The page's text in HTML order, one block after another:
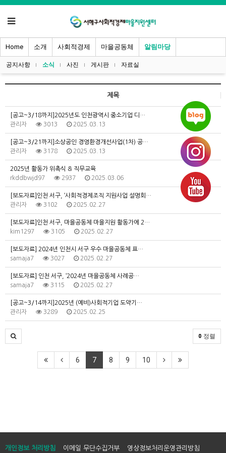
Home 소개 사회적경제 마을공동체 알림마당
공지사항 소식 사진 게시판 자료실
제목
[공고~3/18까지]2025년도 인천광역시 중소기업 디…
관리자
3013 2025.03.13
[공고~3/21까지]소상공인 경영환경개선사업(1차) 공…
관리자
3178 2025.03.13
2025년 활동가 위촉식 & 직무교육
rkddbwjd97
2937 2025.03.06
[보도자료]인천 서구, ‘사회적경제조직 지원사업 설명회…
관리자
3102 2025.02.27
[보도자료]인천 서구, 마을공동체·마을지원 활동가에 2…
kim1297
3105 2025.02.27
[보도자료] 2024년 인천시 서구 우수 마을공동체 표…
samaja7
3027 2025.02.27
[보도자료] 인천 서구, ‘2024년 마을공동체 사례공…
samaja7
3115 2025.02.27
[공고~3/14까지]2025년 (예비)사회적기업 도약기…
관리자
3289 2025.02.25
정렬
6 7 8 9 10
개인정보 처리방침 이메일 무단수집거부 영상정보처리운영관리방침